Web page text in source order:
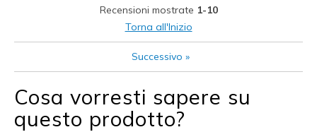
Travel
Width
Feels true to width
Sizing
Feels true to size
Recensioni mostrate 1-10
Torna all'Inizio
Successivo »
Cosa vorresti sapere su
questo prodotto?